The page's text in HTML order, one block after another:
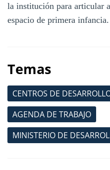
la institución para articular
espacio de primera infancia.
Temas
CENTROS DE
AGENDA DE TRABAJO
MINISTERIO DE